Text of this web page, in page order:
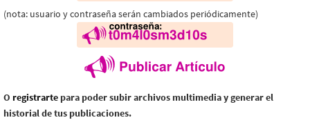
(nota: usuario y contraseña serán cambiados periódicamente)
O registrarte para poder subir archivos multimedia y generar el
historial de tus publicaciones.